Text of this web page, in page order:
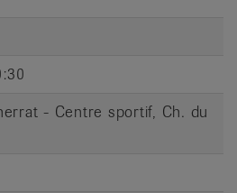
- Centre sportif, Ch. du